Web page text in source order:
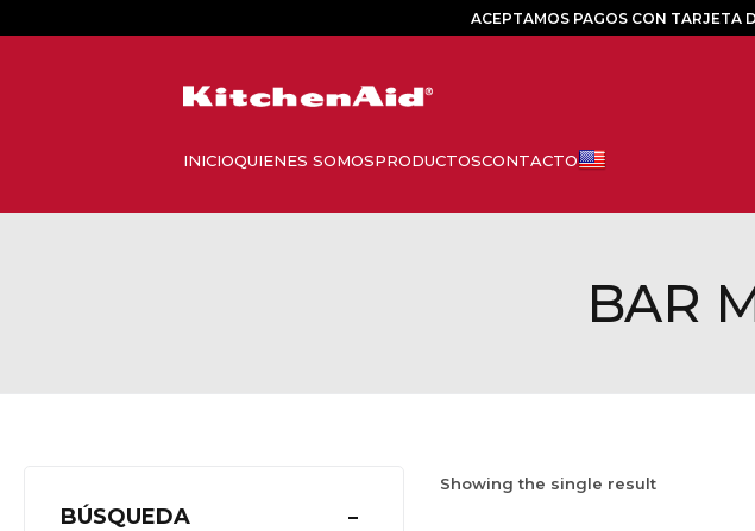
ACEPTAMOS PAGOS CON TARJETA
BAR
BÚSQUEDA
Showing the single result